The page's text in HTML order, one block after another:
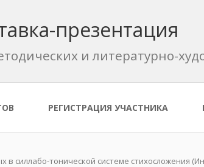
презентация
и литературно-
РЕГИСТРАЦИЯ УЧАСТНИКА
силлабо-тонической системе стихосложения